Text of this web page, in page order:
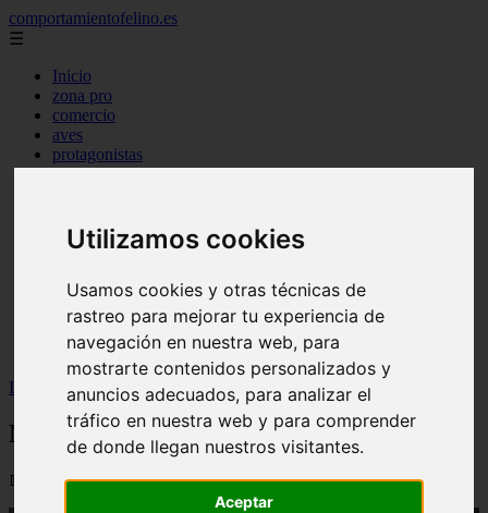
Utilizamos cookies
Usamos cookies y otras técnicas de
rastreo para mejorar tu experiencia de
navegación en nuestra web, para
mostrarte contenidos personalizados y
anuncios adecuados, para analizar el
tráfico en nuestra web y para comprender
de donde llegan nuestros visitantes.
Aceptar
comportamientofelino.es
☰
Inicio
zona pro
comercio
aves
protagonistas
actualidad
articulos
canal tv
novedades
tablon de anuncios
uncategorized
zona pro
Inicio
gatos2 >Nombres para Perros Batatas
Nombres para Perros Batatas
📅 12/06/2025